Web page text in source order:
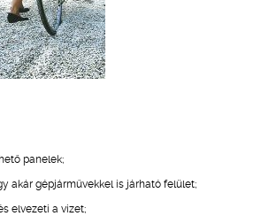
panelek;
akár gépjárművekkel is járható felület;
elvezeti a vizet;